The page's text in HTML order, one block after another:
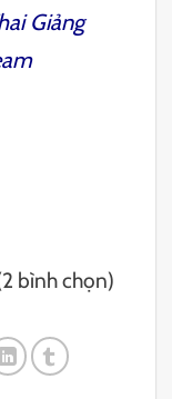
Giảng
bình chọn)